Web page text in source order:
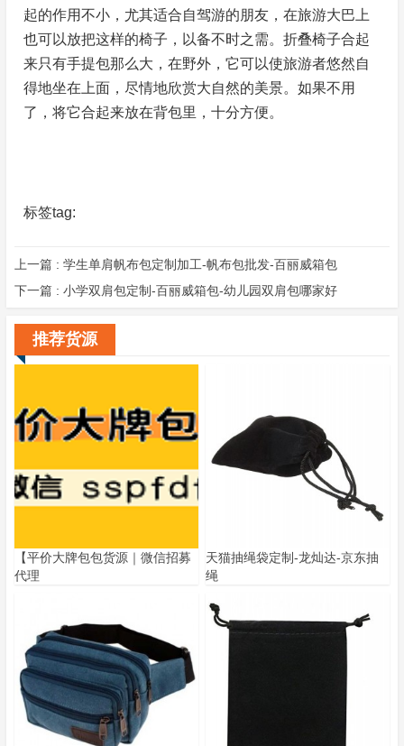
起的作用不小，尤其适合自驾游的朋友，在旅游大巴上
也可以放把这样的椅子，以备不时之需。折叠椅子合起
来只有手提包那么大，在野外，它可以使旅游者悠然自
得地坐在上面，尽情地欣赏大自然的美景。如果不用
了，将它合起来放在背包里，十分方便。
标签tag:
上一篇 : 学生单肩帆布包定制加工-帆布包批发-百丽威箱包
下一篇 : 小学双肩包定制-百丽威箱包-幼儿园双肩包哪家好
推荐货源
【平价大牌包包货源｜微信招募
代理
天猫抽绳袋定制-龙灿达-京东抽
绳